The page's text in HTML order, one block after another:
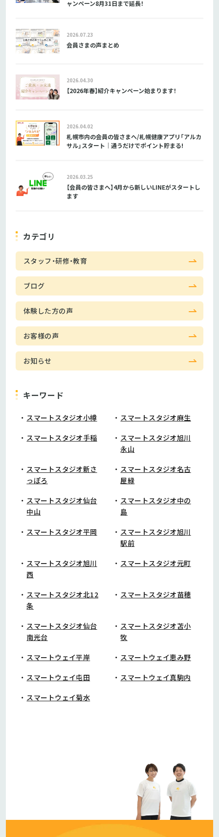
ャンペーン8月31日まで延長！
2026.07.23
会員さまの声まとめ
2026.04.30
【2026年春】紹介キャンペーン始まります！
2026.04.02
札幌市内の会員の皆さまへ/札幌健康アプリ「アルカ
サル」スタート｜通うだけでポイント貯まる!
2026.03.25
【会員の皆さまへ】4月から新しいLINEがスタートし
ます
カテゴリ
スタッフ・研修・教育
ブログ
体験した方の声
お客様の声
お知らせ
キーワード
スマートスタジオ小樽 スマートスタジオ麻生
スマートスタジオ手稲
スマートスタジオ旭川
永山
スマートスタジオ新さ
っぽろ
スマートスタジオ名古
屋緑
スマートスタジオ仙台
中山
スマートスタジオ中の
島
スマートスタジオ平岡
スマートスタジオ旭川
駅前
スマートスタジオ旭川
西
スマートスタジオ元町
スマートスタジオ北12
条
スマートスタジオ苗穂
スマートスタジオ仙台
南光台
スマートスタジオ苫小
牧
スマートウェイ平岸 スマートウェイ恵み野
スマートウェイ屯田 スマートウェイ真駒内
スマートウェイ菊水